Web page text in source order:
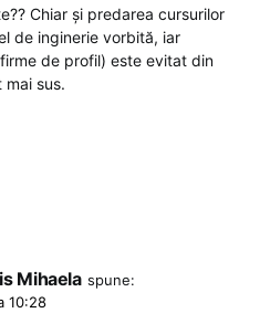
Chiar și predarea cursurilor
de inginerie vorbită, iar
de profil) este evitat din
sus.
Mihaela spune:
10:28